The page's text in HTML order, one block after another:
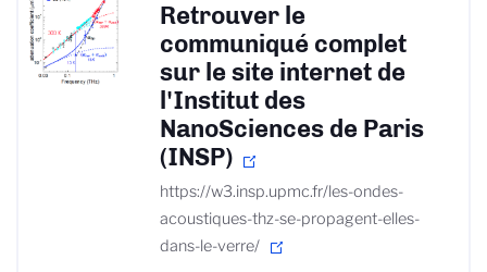
Retrouver le
communiqué complet
sur le site internet de
l'Institut des
NanoSciences de Paris
(INSP)
https://w3.insp.upmc.fr/les-ondes-
acoustiques-thz-se-propagent-elles-
dans-le-verre/